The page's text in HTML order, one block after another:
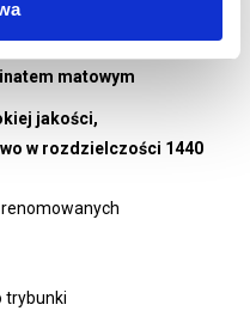
rozdzielczości 1440 dpi
matowym
jakości,
w rozdzielczości 1440
trybunki